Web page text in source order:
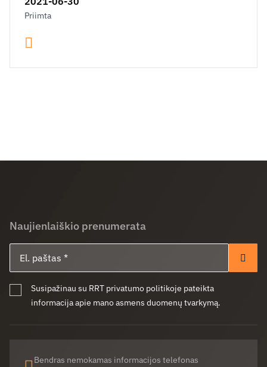
Priimta
Naujienlaiškio prenumerata
Susipažinau su RRT privatumo politikoje pateikta
informacija apie mano asmens duomenų tvarkymą.
Bendras nemokamas informacijos telefonas